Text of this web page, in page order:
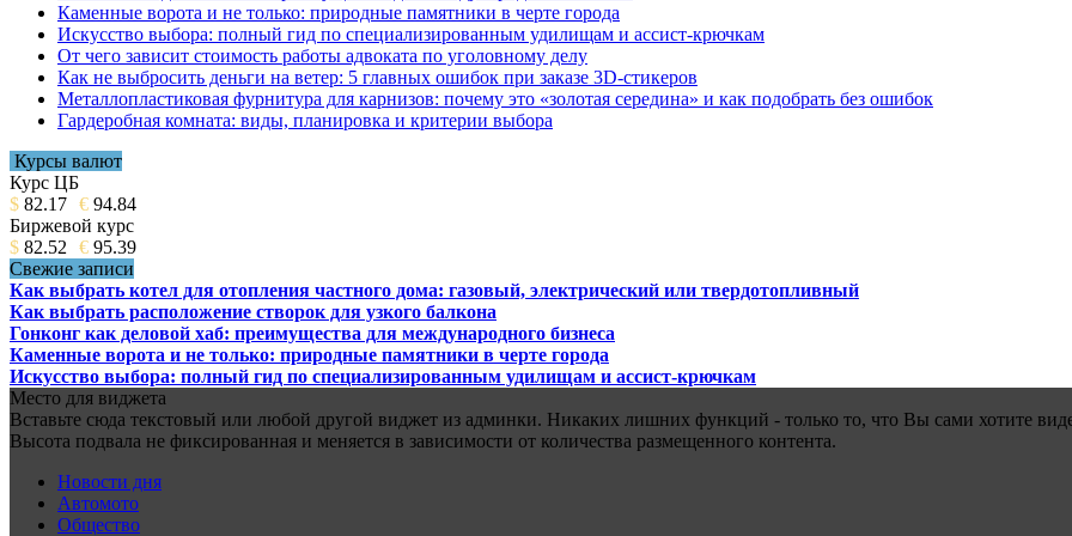
Каменные ворота и не только: природные памятники в черте города
Искусство выбора: полный гид по специализированным удилищам и ассист-крючкам
От чего зависит стоимость работы адвоката по уголовному делу
Как не выбросить деньги на ветер: 5 главных ошибок при заказе 3D-стикеров
Металлопластиковая фурнитура для карнизов: почему это «золотая середина» и как подобрать без ошибок
Гардеробная комната: виды, планировка и критерии выбора
Курсы валют
Курс ЦБ
$ 82.17 € 94.84
Биржевой курс
$ 82.52 € 95.39
Свежие записи
Как выбрать котел для отопления частного дома: газовый, электрический или твердотопливный
Как выбрать расположение створок для узкого балкона
Гонконг как деловой хаб: преимущества для международного бизнеса
Каменные ворота и не только: природные памятники в черте города
Искусство выбора: полный гид по специализированным удилищам и ассист-крючкам
Место для виджета
Вставьте сюда текстовый или любой другой виджет из админки. Никаких лишних функций - только то, что Вы сами хотите
Высота подвала не фиксированная и меняется в зависимости от количества размещенного контента.
Новости дня
Автомото
Общество